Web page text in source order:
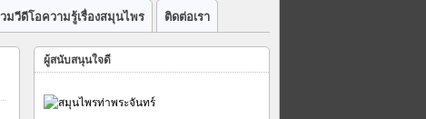
มวีดีโอความรู้เรื่องสมุนไพร ติดต่อเรา
ผู้สนับสนุนใจดี